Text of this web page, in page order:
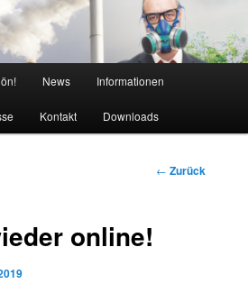
News Informationen
Kontakt Downloads
Beitrags-
← Zurück
online!